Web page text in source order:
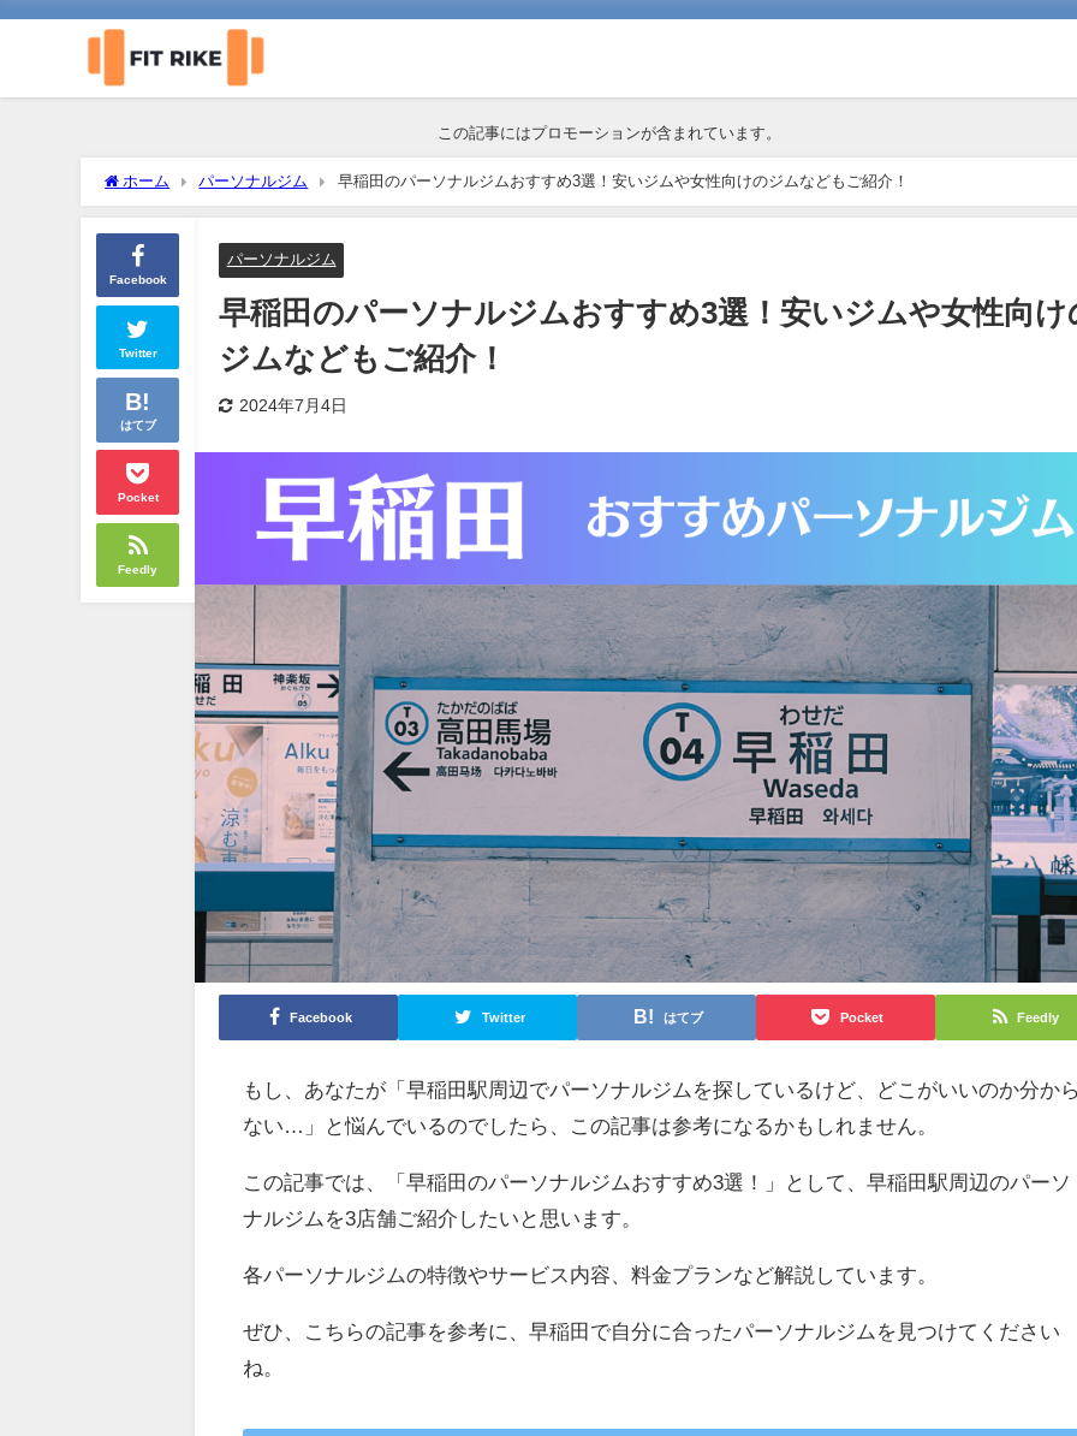
この記事にはプロモーションが含まれています。
ホーム パーソナルジム 早稲田のパーソナルジムおすすめ3選！安いジムや女性向けのジムなどもご紹介！
Facebook
Twitter
はてブ
Pocket
Feedly
パーソナルジム
早稲田のパーソナルジムおすすめ3選！安いジムや女性向け
ジムなどもご紹介！
2024年7月4日
Facebook Twitter はてブ Pocket Feedly
もし、あなたが「早稲田駅周辺でパーソナルジムを探しているけど、どこがいいのか分か
ない…」と悩んでいるのでしたら、この記事は参考になるかもしれません。
この記事では、「早稲田のパーソナルジムおすすめ3選！」として、早稲田駅周辺のパーソ
ナルジムを3店舗ご紹介したいと思います。
各パーソナルジムの特徴やサービス内容、料金プランなど解説しています。
ぜひ、こちらの記事を参考に、早稲田で自分に合ったパーソナルジムを見つけてください
ね。